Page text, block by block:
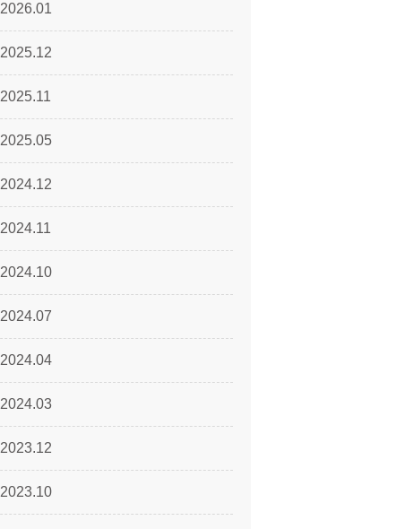
2026.01
2025.12
2025.11
2025.05
2024.12
2024.11
2024.10
2024.07
2024.04
2024.03
2023.12
2023.10